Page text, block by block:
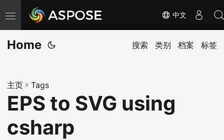
切
换
导
中文
Home 搜索 类别 档案 标签
主页 » Tags
EPS to SVG using
csharp